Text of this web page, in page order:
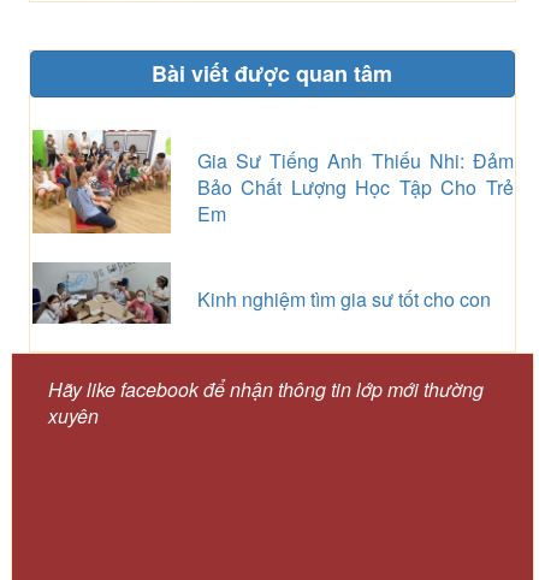
Bài viết được quan tâm
Gia Sư Tiếng Anh Thiếu Nhi: Đảm
Bảo Chất Lượng Học Tập Cho Trẻ
Em
Kinh nghiệm tìm gia sư tốt cho con
Hãy like facebook để nhận thông tin lớp mới thường
xuyên